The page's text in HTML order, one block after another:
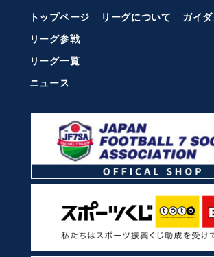
トップページ リーグについて
ガイ
リーグ参戦
リーグ一覧
ニュース